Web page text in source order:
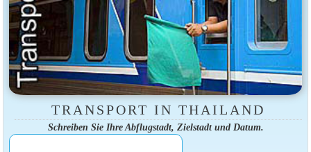
TRANSPORT IN THAILAND
Schreiben Sie Ihre Abflugstadt, Zielstadt und Datum.